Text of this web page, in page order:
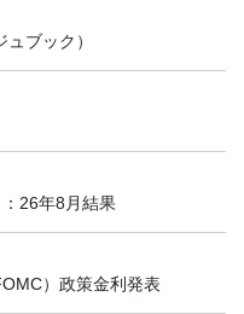
ブック）
26年8月結果
）政策金利発表